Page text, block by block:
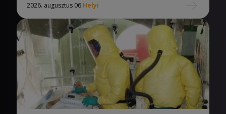
2026. augusztus 06.Helyi